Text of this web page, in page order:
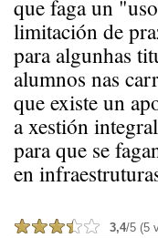
que faga un
limitación de
para algunhas
alumnos nas
que existe un
a xestión
para que se
en
3,4/5 (5